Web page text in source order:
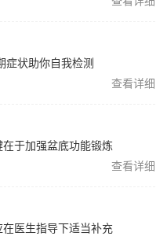
症状助你自我检测
查看详细
于加强盆底功能锻炼
查看详细
医生指导下适当补充